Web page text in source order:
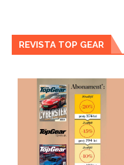
REVISTA TOP GEAR